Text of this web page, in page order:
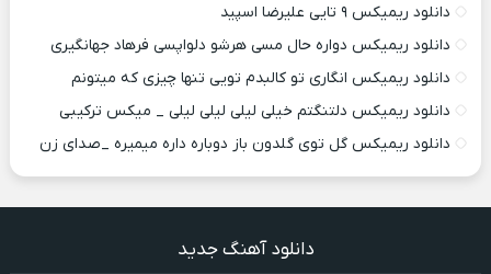
دانلود ریمیکس ۹ تایی علیرضا اسپید
دانلود ریمیکس دواره حال مسی هرشو دلواپسی فرهاد جهانگیری
دانلود ریمیکس انگاری تو کالبدم تویی تنها چیزی که میتونم
دانلود ریمیکس دلتنگتم خیلی لیلی لیلی لیلی _ میکس ترکیبی
دانلود ریمیکس گل توی گلدون باز دوباره داره میمیره _صدای زن
دانلود آهنگ جدید